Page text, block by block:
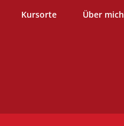
Kursorte Über mich